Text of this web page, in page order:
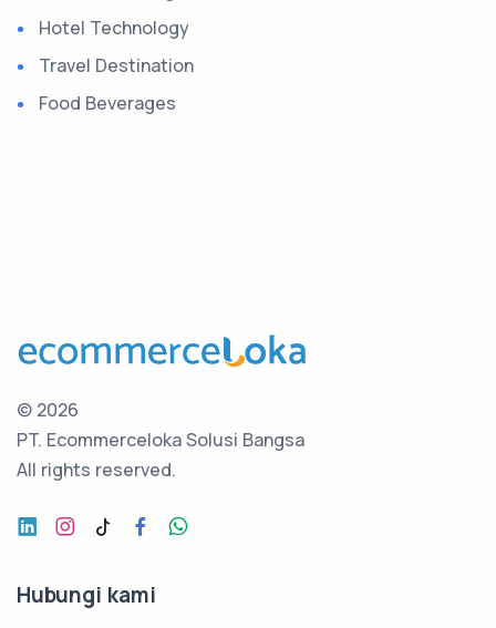
Hotel Technology
Travel Destination
Food Beverages
© 2026
PT. Ecommerceloka Solusi Bangsa
All rights reserved.
Hubungi kami